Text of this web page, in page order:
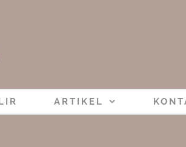
ARTIKEL